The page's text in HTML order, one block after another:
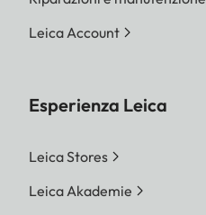
Leica Account
Esperienza Leica
Leica Stores
Leica Akademie